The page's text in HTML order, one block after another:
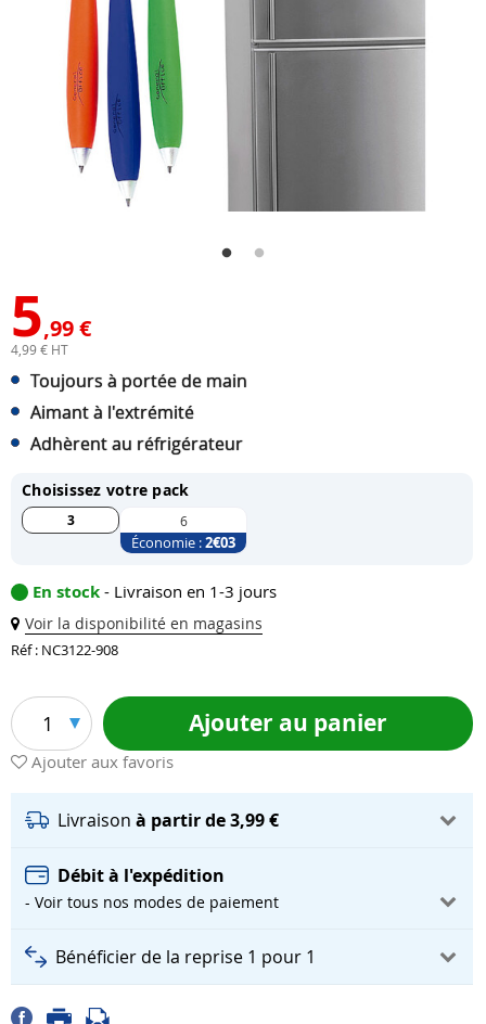
5,99 €
4,99 € HT
Toujours à portée de main
Aimant à l'extrémité
Adhèrent au réfrigérateur
Choisissez votre pack
3 6
Économie :2€03
En stock - Livraison en 1-3 jours
Voir la disponibilité en magasins
Réf : NC3122-908
1 Ajouter au panier
Ajouter aux favoris
Livraison à partir de 3,99 €
Débit à l'expédition
- Voir tous nos modes de paiement
Bénéficier de la reprise 1 pour 1